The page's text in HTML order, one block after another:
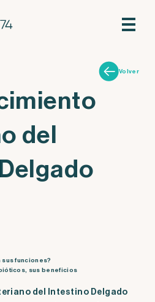
Volver
del
funciones?
sus beneficios
del Intestino Delgado